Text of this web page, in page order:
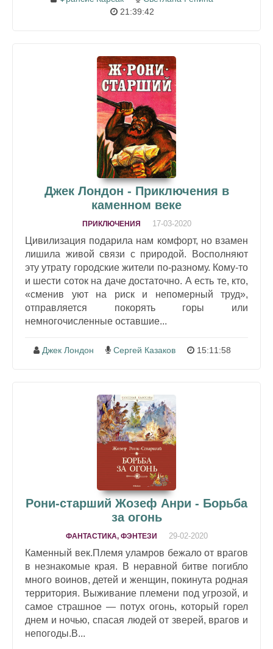
21:39:42
Джек Лондон - Приключения в
каменном веке
ПРИКЛЮЧЕНИЯ 17-03-2020
Цивилизация подарила нам комфорт, но взамен
лишила живой связи с природой. Восполняют
эту утрату городские жители по-разному. Кому-то
и шести соток на даче достаточно. А есть те, кто,
«сменив уют на риск и непомерный труд»,
отправляется покорять горы или
немногочисленные оставшие...
Джек Лондон Сергей Казаков 15:11:58
Рони-старший Жозеф Анри - Борьба
за огонь
ФАНТАСТИКА, ФЭНТЕЗИ 29-02-2020
Каменный век.Племя уламров бежало от врагов
в незнакомые края. В неравной битве погибло
много воинов, детей и женщин, покинута родная
территория. Выживание племени под угрозой, и
самое страшное — потух огонь, который горел
днем и ночью, спасая людей от зверей, врагов и
непогоды.В...